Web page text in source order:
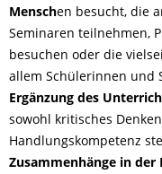
Menschen besucht, die
Seminaren teilnehmen,
besuchen oder die
allem Schülerinnen und
Ergänzung des
sowohl kritisches
Handlungskompetenz
Zusammenhänge in der